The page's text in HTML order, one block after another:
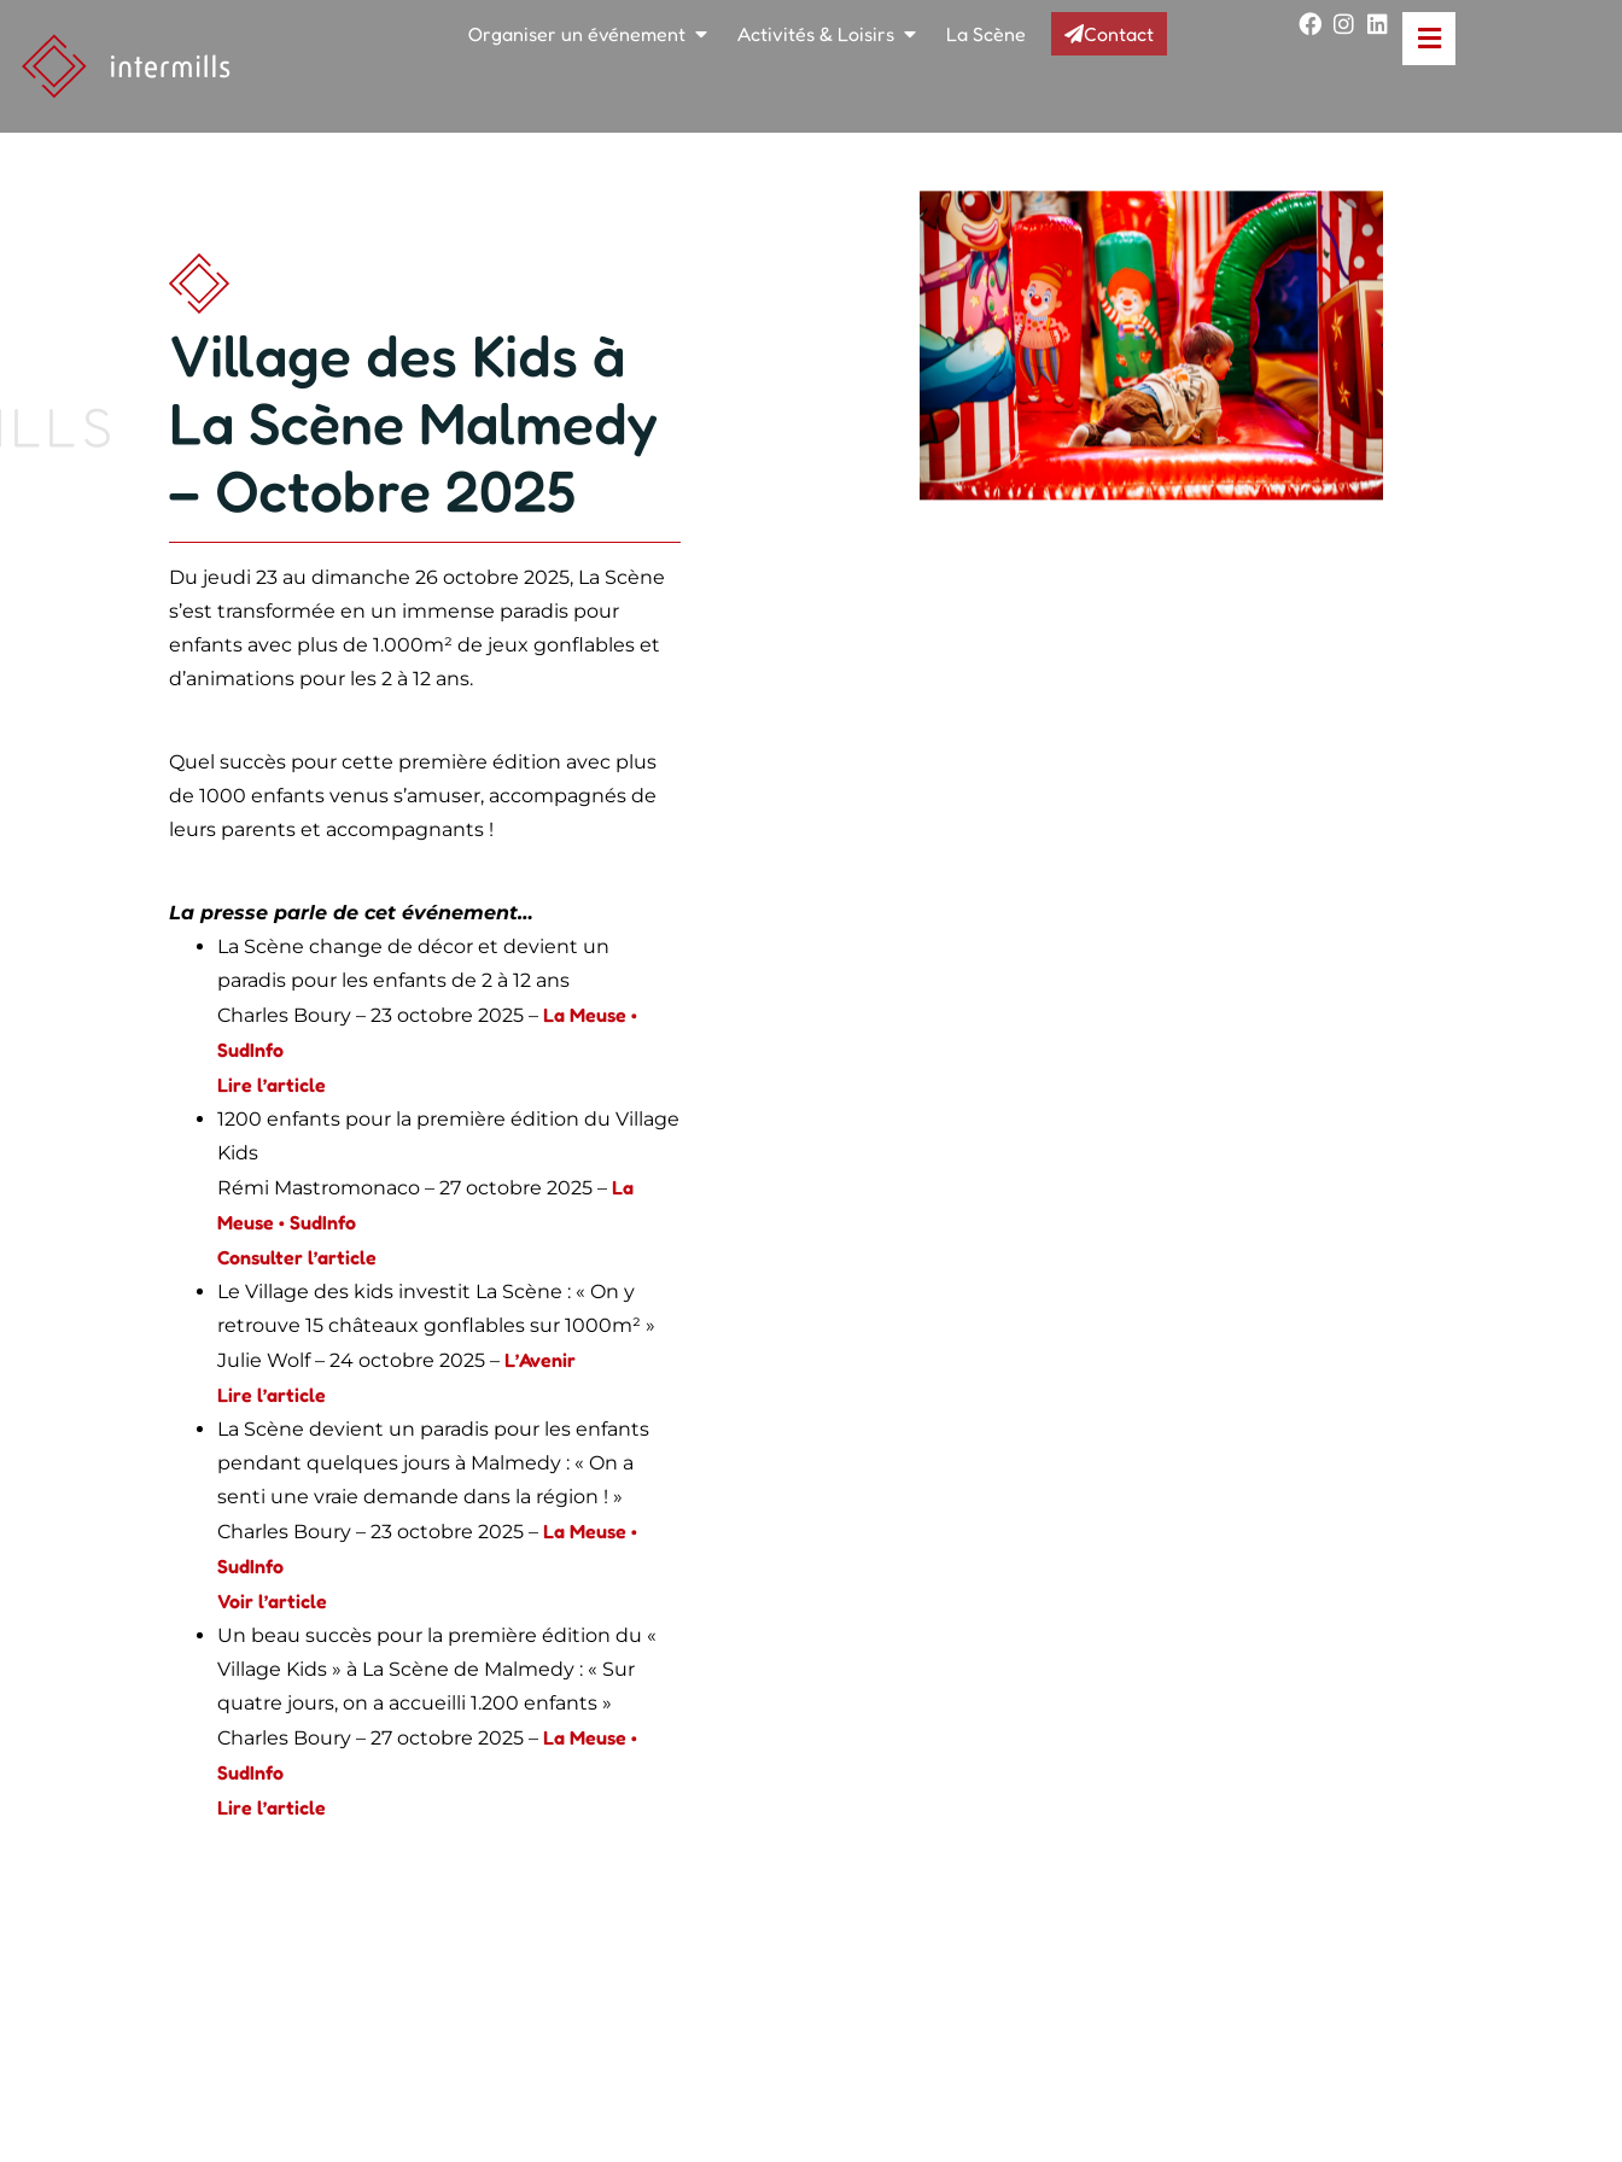
Organiser un événement Activités & Loisirs La Scène Contact
Village des Kids à
La Scène Malmedy
– Octobre 2025
Du jeudi 23 au dimanche 26 octobre 2025, La Scène
s’est transformée en un immense paradis pour
enfants avec plus de 1.000m² de jeux gonflables et
d’animations pour les 2 à 12 ans.
Quel succès pour cette première édition avec plus
de 1000 enfants venus s’amuser, accompagnés de
leurs parents et accompagnants !
La presse parle de cet événement…
La Scène change de décor et devient un
paradis pour les enfants de 2 à 12 ans
Charles Boury – 23 octobre 2025 – La Meuse •
SudInfo
Lire l’article
1200 enfants pour la première édition du Village
Kids
Rémi Mastromonaco – 27 octobre 2025 – La
Meuse • SudInfo
Consulter l’article
Le Village des kids investit La Scène : « On y
retrouve 15 châteaux gonflables sur 1000m² »
Julie Wolf – 24 octobre 2025 – L’Avenir
Lire l’article
La Scène devient un paradis pour les enfants
pendant quelques jours à Malmedy : « On a
senti une vraie demande dans la région ! »
Charles Boury – 23 octobre 2025 – La Meuse •
SudInfo
Voir l’article
Un beau succès pour la première édition du «
Village Kids » à La Scène de Malmedy : « Sur
quatre jours, on a accueilli 1.200 enfants »
Charles Boury – 27 octobre 2025 – La Meuse •
SudInfo
Lire l’article